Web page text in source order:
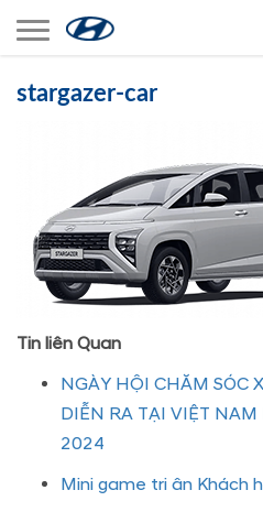
Toggle navigation
stargazer-car
Tin liên Quan
NGÀY HỘI CHĂM SÓC
DIỄN RA TẠI VIỆT NAM
2024
Mini game tri ân Khách